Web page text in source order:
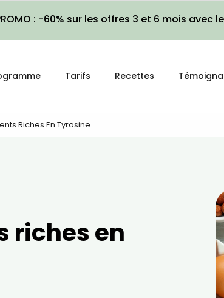
: -60% sur les offres 3 et 6 mois avec
Tarifs Recettes
Riches En Tyrosine
riches en